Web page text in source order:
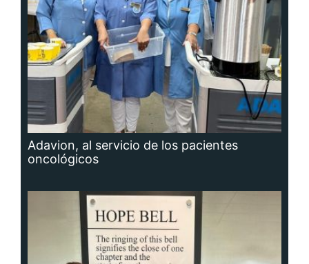
Adavion, al servicio de los pacientes
oncológicos